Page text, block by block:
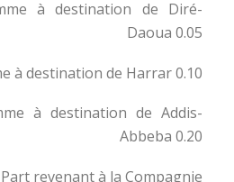
à destination de Diré-
Daoua 0.05
à destination de Harrar 0.10
à destination de Addis-
Abbeba 0.20
Part revenant à la Compagnie :